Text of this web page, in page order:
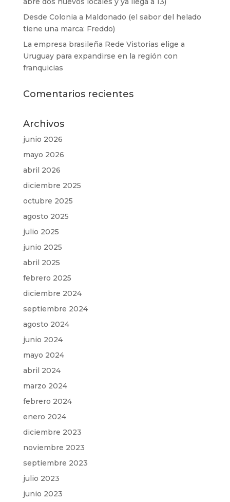
Desde Colonia a Maldonado (el sabor del helado
tiene una marca: Freddo)
La empresa brasileña Rede Vistorias elige a
Uruguay para expandirse en la región con
franquicias
Comentarios recientes
Archivos
junio 2026
mayo 2026
abril 2026
diciembre 2025
octubre 2025
agosto 2025
julio 2025
junio 2025
abril 2025
febrero 2025
diciembre 2024
septiembre 2024
agosto 2024
junio 2024
mayo 2024
abril 2024
marzo 2024
febrero 2024
enero 2024
diciembre 2023
noviembre 2023
septiembre 2023
julio 2023
junio 2023